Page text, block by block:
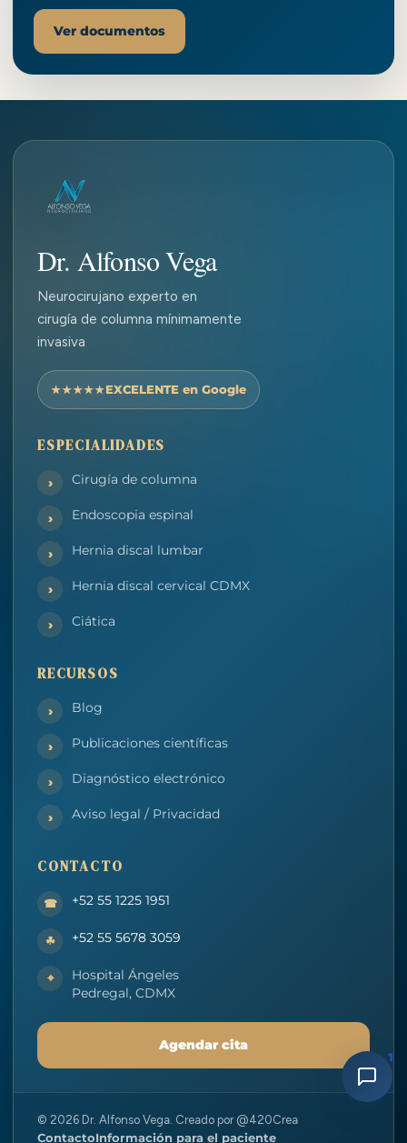
Ver documentos
Dr. Alfonso Vega
Neurocirujano experto en
cirugía de columna mínimamente
invasiva
EXCELENTE en Google
ESPECIALIDADES
Cirugía de columna
Endoscopia espinal
Hernia discal lumbar
Hernia discal cervical CDMX
Ciática
RECURSOS
Blog
Publicaciones científicas
Diagnóstico electrónico
Aviso legal / Privacidad
CONTACTO
+52 55 1225 1951
+52 55 5678 3059
Hospital Ángeles
Pedregal, CDMX
Agendar cita
© 2026 Dr. Alfonso Vega. Creado por @420Crea
ContactoInformación para el paciente
1